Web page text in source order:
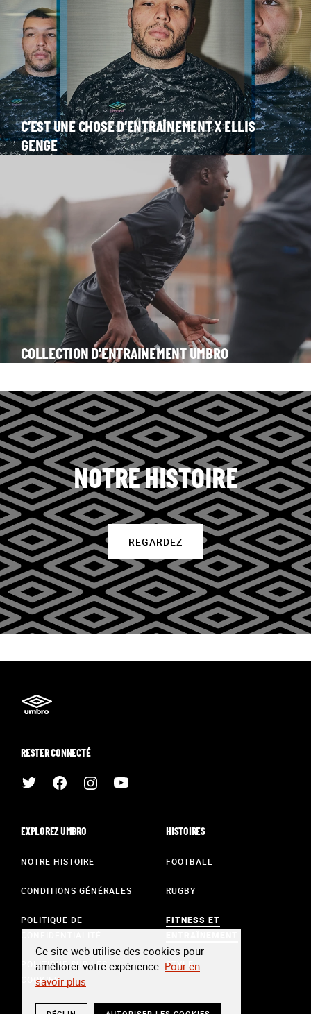
C’EST UNE CHOSE D’ENTRAÎNEMENT X ELLIS
GENGE
COLLECTION D'ENTRAINEMENT UMBRO
NOTRE HISTOIRE
REGARDEZ
RESTER CONNECTÉ
EXPLOREZ UMBRO
NOTRE HISTOIRE
CONDITIONS GÉNÉRALES
POLITIQUE DE
POLITIQUE SUR LES
COOKIES
HISTOIRES
FOOTBALL
RUGBY
FITNESS ET
STYLE
Ce site web utilise des cookies pour
améliorer votre expérience. Pour en
savoir plus